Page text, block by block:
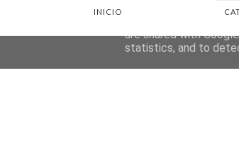
INICIO
This site uses
are shared with
statistics, and to